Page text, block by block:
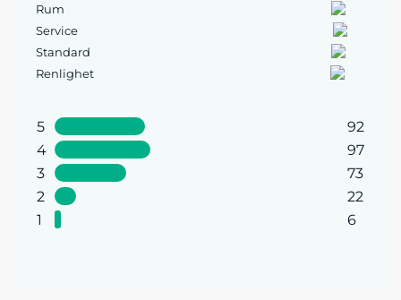
Rum
Service
Standard
Renlighet
5
92
4
97
3
73
2
22
1
6